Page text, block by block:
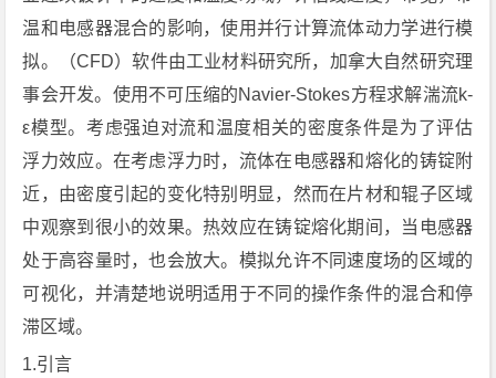
温和电感器混合的影响，使用并行计算流体动力学进行模
拟。（CFD）软件由工业材料研究所，加拿大自然研究理
事会开发。使用不可压缩的Navier-Stokes方程求解湍流k-
ε模型。考虑强迫对流和温度相关的密度条件是为了评估
浮力效应。在考虑浮力时，流体在电感器和熔化的铸锭附
近，由密度引起的变化特别明显，然而在片材和辊子区域
中观察到很小的效果。热效应在铸锭熔化期间，当电感器
处于高容量时，也会放大。模拟允许不同速度场的区域的
可视化，并清楚地说明适用于不同的操作条件的混合和停
滞区域。
1.引言